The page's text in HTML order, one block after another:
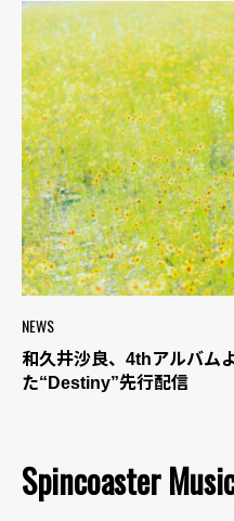
NEWS
和久井沙良、4thアルバム
た“Destiny”先行配信
Spincoaster